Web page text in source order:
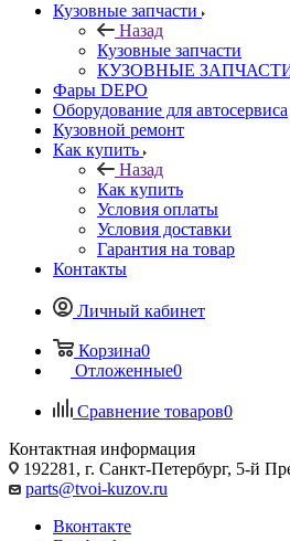
Кузовные запчасти
Назад
Кузовные запчасти
КУЗОВНЫЕ
Фары DEPO
Оборудование для автосервиса
Кузовной ремонт
Как купить
Назад
Как купить
Условия оплаты
Условия доставки
Гарантия на товар
Контакты
Личный кабинет
Корзина0
Отложенные0
Сравнение товаров0
Контактная информация
192281, г. Санкт-Петербург, 5-й
parts@tvoi-kuzov.ru
Вконтакте